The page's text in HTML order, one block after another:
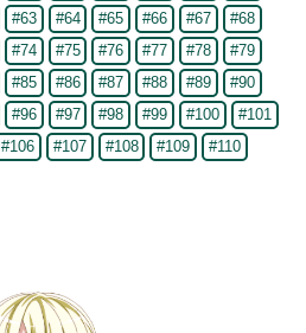
#63 #64 #65 #66 #67
#68
#74 #75 #76 #77 #78
#79
#85 #86 #87 #88 #89
#90
#96 #97 #98 #99 #100
#101
#106 #107 #108 #109
#110